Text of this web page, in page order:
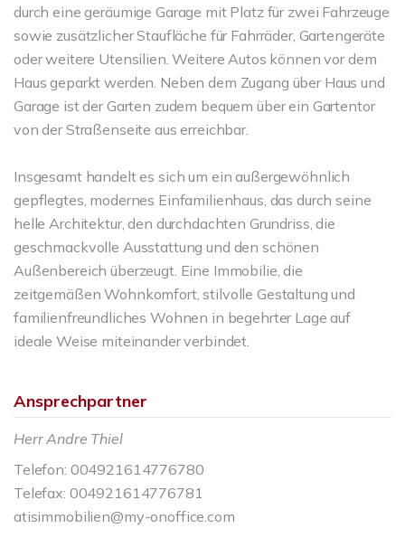
durch eine geräumige Garage mit Platz für zwei Fahrzeuge
sowie zusätzlicher Staufläche für Fahrräder, Gartengeräte
oder weitere Utensilien. Weitere Autos können vor dem
Haus geparkt werden. Neben dem Zugang über Haus und
Garage ist der Garten zudem bequem über ein Gartentor
von der Straßenseite aus erreichbar.
Insgesamt handelt es sich um ein außergewöhnlich
gepflegtes, modernes Einfamilienhaus, das durch seine
helle Architektur, den durchdachten Grundriss, die
geschmackvolle Ausstattung und den schönen
Außenbereich überzeugt. Eine Immobilie, die
zeitgemäßen Wohnkomfort, stilvolle Gestaltung und
familienfreundliches Wohnen in begehrter Lage auf
ideale Weise miteinander verbindet.
Ansprechpartner
Herr Andre Thiel
Telefon: 004921614776780
Telefax: 004921614776781
atisimmobilien@my-onoffice.com